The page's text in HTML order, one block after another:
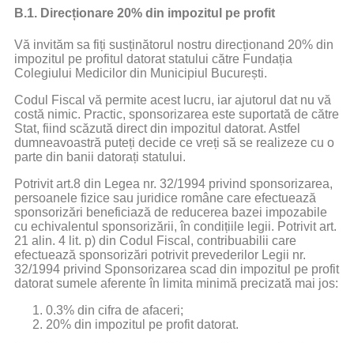
B.1. Direcționare 20% din impozitul pe profit
Vă invităm sa fiți susținătorul nostru direcționand 20% din
impozitul pe profitul datorat statului către Fundația
Colegiului Medicilor din Municipiul București.
Codul Fiscal vă permite acest lucru, iar ajutorul dat nu vă
costă nimic. Practic, sponsorizarea este suportată de către
Stat, fiind scăzută direct din impozitul datorat. Astfel
dumneavoastră puteți decide ce vreți să se realizeze cu o
parte din banii datorați statului.
Potrivit art.8 din Legea nr. 32/1994 privind sponsorizarea,
persoanele fizice sau juridice române care efectuează
sponsorizări beneficiază de reducerea bazei impozabile
cu echivalentul sponsorizării, în condițiile legii. Potrivit art.
21 alin. 4 lit. p) din Codul Fiscal, contribuabilii care
efectuează sponsorizări potrivit prevederilor Legii nr.
32/1994 privind Sponsorizarea scad din impozitul pe profit
datorat sumele aferente în limita minimă precizată mai jos:
0.3% din cifra de afaceri;
20% din impozitul pe profit datorat.